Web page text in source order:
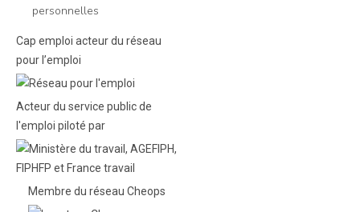
personnelles
Cap emploi acteur du réseau
pour l’emploi
Acteur du service public de
l'emploi piloté par
Membre du réseau Cheops